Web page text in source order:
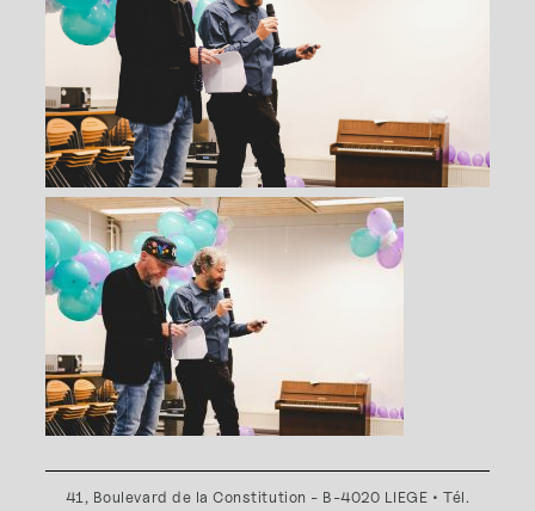
41, Boulevard de la Constitution - B-4020 LIEGE • Tél.